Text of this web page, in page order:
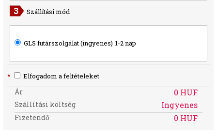
Szállítási mód
GLS futárszolgálat (ingyenes) 1-2 nap
* Elfogadom a feltételeket
Ár 0 HUF
Szállítási költség Ingyenes
Fizetendő 0 HUF